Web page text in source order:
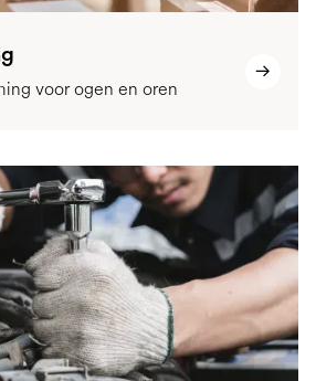
voor ogen en oren